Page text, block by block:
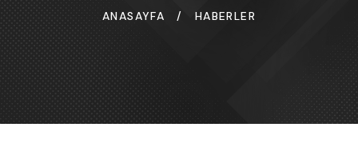
ANASAYFA / HABERLER